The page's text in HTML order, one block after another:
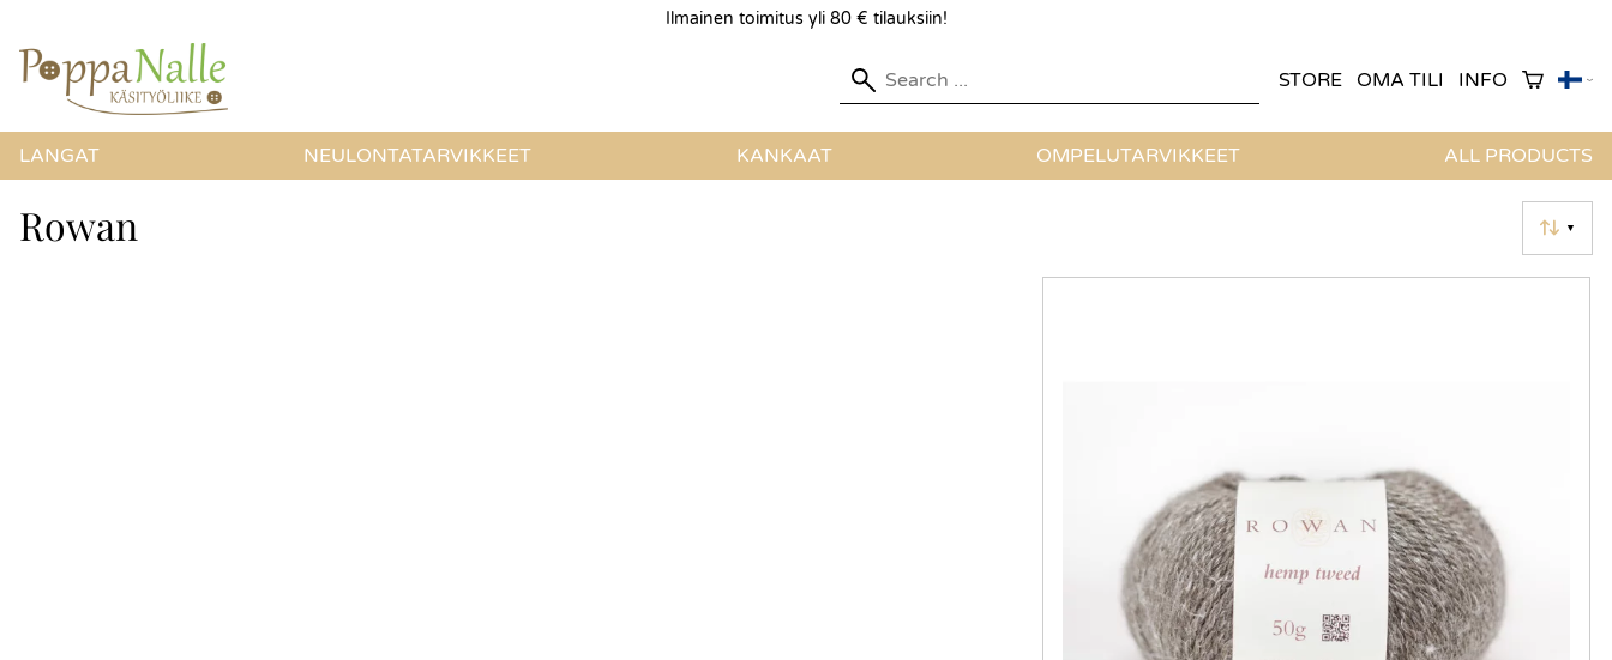
Ilmainen toimitus yli 80 € tilauksiin!
STORE OMA TILI INFO
LANGAT NEULONTATARVIKKEET KANKAAT OMPELUTARVIKKEET ALL PRODUCTS
▼
Rowan